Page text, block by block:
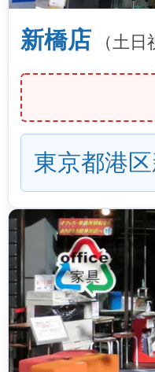
新橋店 （土日
東京都港